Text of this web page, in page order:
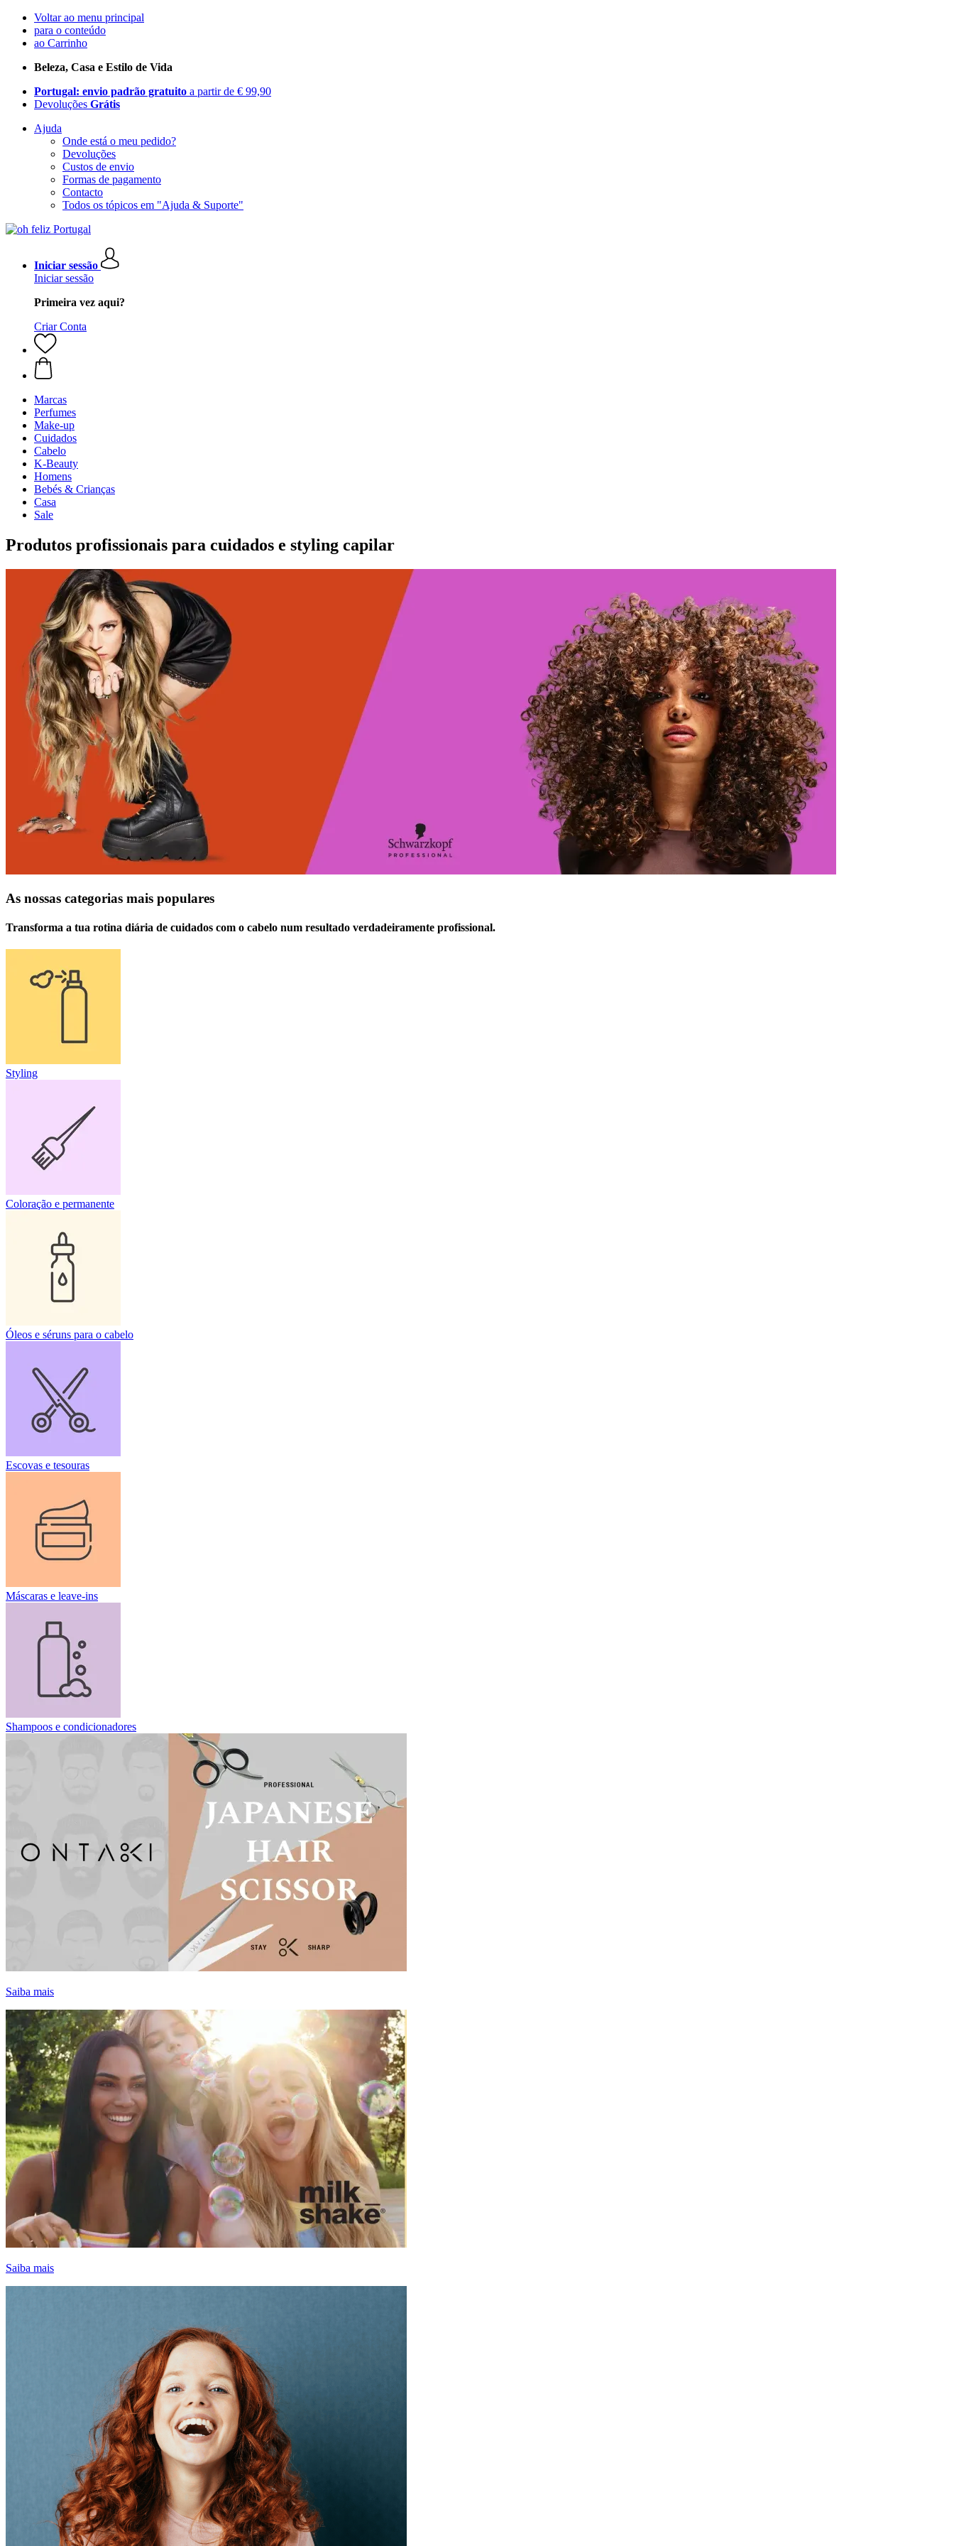
Voltar ao menu principal
para o conteúdo
ao Carrinho
Beleza, Casa e Estilo de Vida
Portugal: envio padrão gratuito a partir de € 99,90
Devoluções Grátis
Ajuda
Onde está o meu pedido?
Devoluções
Custos de envio
Formas de pagamento
Contacto
Todos os tópicos em "Ajuda & Suporte"
Iniciar sessão
Iniciar sessão
Primeira vez aqui?
Criar Conta
Marcas
Perfumes
Make-up
Cuidados
Cabelo
K-Beauty
Homens
Bebés & Crianças
Casa
Sale
Produtos profissionais para cuidados e styling capilar
As nossas categorias mais populares
Transforma a tua rotina diária de cuidados com o cabelo num resultado verdadeiramente profissional.
Styling
Coloração e permanente
Óleos e séruns para o cabelo
Escovas e tesouras
Máscaras e leave-ins
Shampoos e condicionadores
Saiba mais
Saiba mais